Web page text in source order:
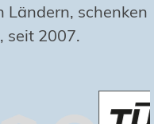
Ländern, schenken
seit 2007.